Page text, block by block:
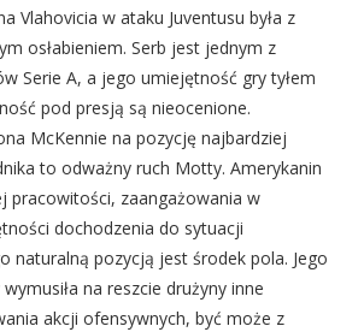
Vlahovicia w ataku Juventusu była z
osłabieniem. Serb jest jednym z
Serie A, a jego umiejętność gry tyłem
pod presją są nieocenione.
McKennie na pozycję najbardziej
to odważny ruch Motty. Amerykanin
pracowitości, zaangażowania w
dochodzenia do sytuacji
naturalną pozycją jest środek pola. Jego
na reszcie drużyny inne
akcji ofensywnych, być może z